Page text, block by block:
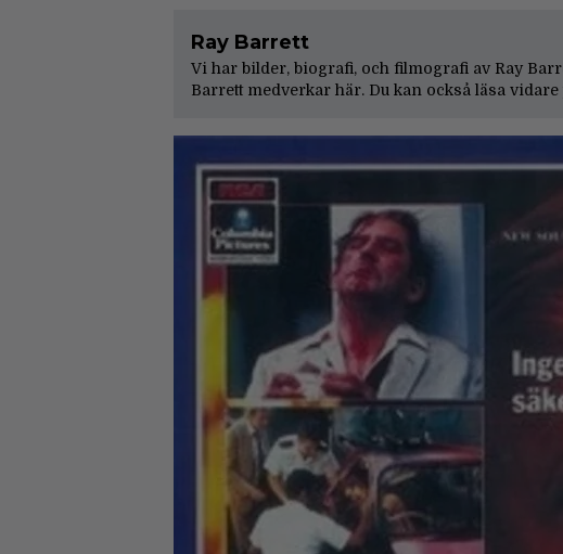
Ray Barrett
Vi har bilder, biografi, och filmografi av Ray
Barrett medverkar här. Du kan också läsa vidare